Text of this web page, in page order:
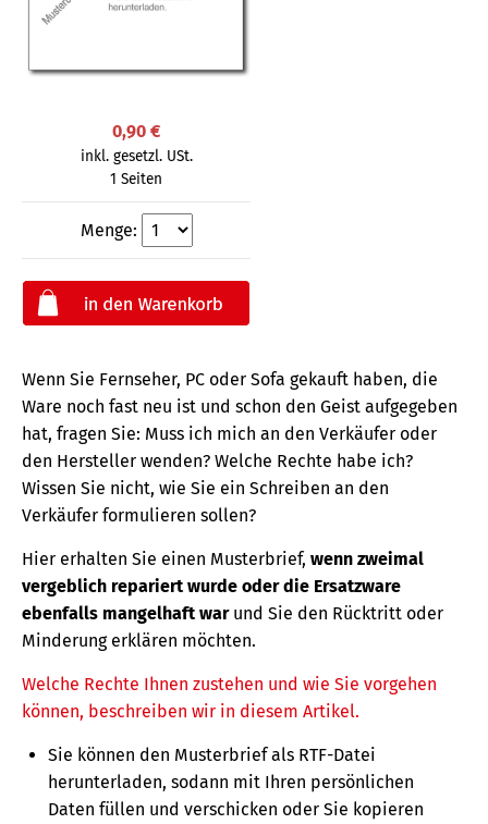
0,90 €
inkl. gesetzl. USt.
1 Seiten
Menge:
Wenn Sie Fernseher, PC oder Sofa gekauft haben, die
Ware noch fast neu ist und schon den Geist aufgegeben
hat, fragen Sie: Muss ich mich an den Verkäufer oder
den Hersteller wenden? Welche Rechte habe ich?
Wissen Sie nicht, wie Sie ein Schreiben an den
Verkäufer formulieren sollen?
Hier erhalten Sie einen Musterbrief, wenn zweimal
vergeblich repariert wurde oder die Ersatzware
ebenfalls mangelhaft war und Sie den Rücktritt oder
Minderung erklären möchten.
Welche Rechte Ihnen zustehen und wie Sie vorgehen
können, beschreiben wir in diesem Artikel.
Sie können den Musterbrief als RTF-Datei
herunterladen, sodann mit Ihren persönlichen
Daten füllen und verschicken oder Sie kopieren